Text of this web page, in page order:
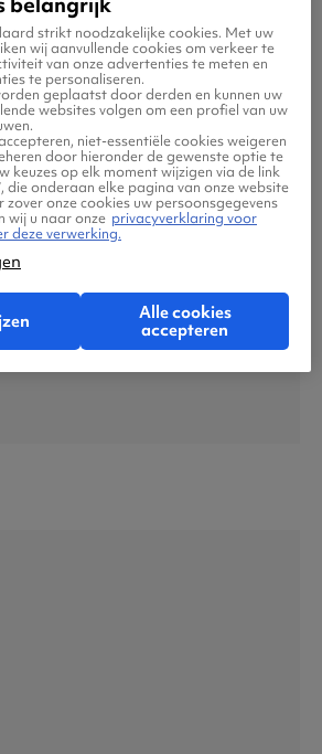
strikt noodzakelijke cookies. Met uw
wij aanvullende cookies om verkeer te
van onze advertenties te meten en
te personaliseren.
geplaatst door derden en kunnen uw
websites volgen om een profiel van uw
niet-essentiële cookies weigeren
door hieronder de gewenste optie te
keuzes op elk moment wijzigen via de link
die onderaan elke pagina van onze website
zover onze cookies uw persoonsgegevens
wij u naar onze privacyverklaring voor
deze verwerking.
Alle cookies
accepteren